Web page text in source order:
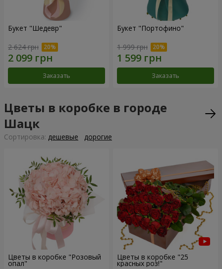
Букет "Шедевр"
2 624 грн
Заказать
Букет "Портофино"
1 999 грн
Заказать
Цветы в коробке в городе
Шацк
Cортировка: дешевые дорогие
Цветы в коробке "Розовый
опал"
Цветы в коробке "25
красных роз!"